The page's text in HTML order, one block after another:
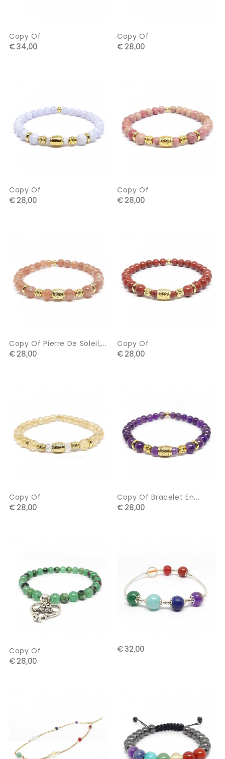
Copy Of
€ 34,00
Copy Of
€ 28,00
Copy Of
€ 28,00
Copy Of
€ 28,00
Copy Of Pierre De Soleil,...
€ 28,00
Copy Of
€ 28,00
Copy Of
€ 28,00
Copy Of Bracelet En...
€ 28,00
Copy Of
€ 28,00
€ 32,00